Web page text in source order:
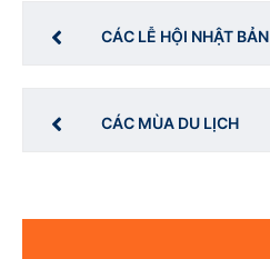
CÁC LỄ HỘI NHẬT BẢN
CÁC MÙA DU LỊCH